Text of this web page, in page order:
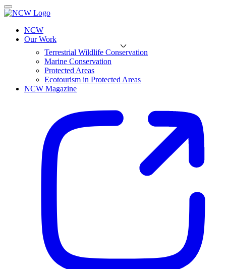
NCW
Our Work
Terrestrial Wildlife Conservation
Marine Conservation
Protected Areas
Ecotourism in Protected Areas
NCW Magazine